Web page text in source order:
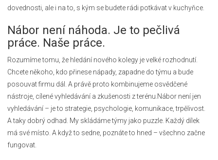
dovednosti, ale i na to, s kým se budete rádi potkávat v kuchyňce.
Nábor není náhoda. Je to pečlivá
práce. Naše práce.
Rozumíme tomu, že hledání nového kolegy je velké rozhodnutí.
Chcete někoho, kdo přinese nápady, zapadne do týmu a bude
posouvat firmu dál. A právě proto kombinujeme osvědčené
nástroje, cílené vyhledávání a zkušenosti z terénu.Nábor není jen
vyhledávání – je to strategie, psychologie, komunikace, trpělivost.
A taky dobrý odhad. My skládáme týmy jako puzzle. Každý dílek
má své místo. A když to sedne, poznáte to hned – všechno začne
fungovat.